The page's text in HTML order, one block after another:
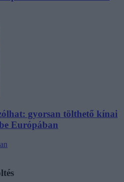
gyorsan tölthető kínai
Európában